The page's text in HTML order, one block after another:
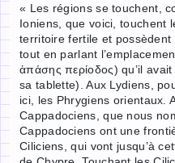
« Les régions se touchent,
Ioniens, que voici, touchent
territoire fertile et possèdent
tout en parlant
ἁπάσης περίοδος) qu’il
sa tablette). Aux Lydiens,
ici, les Phrygiens orientaux.
Cappadociens, que nous
Cappadociens ont une
Ciliciens, qui vont jusqu’à